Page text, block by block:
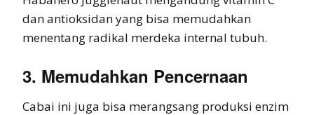
dan antioksidan yang bisa memudahkan
menentang radikal merdeka internal tubuh.
3. Memudahkan Pencernaan
Cabai ini juga bisa merangsang produksi enzim